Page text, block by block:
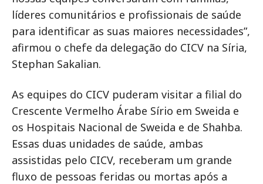
líderes comunitários e profissionais de saúde
para identificar as suas maiores necessidades”,
afirmou o chefe da delegação do CICV na Síria,
Stephan Sakalian.
As equipes do CICV puderam visitar a filial do
Crescente Vermelho Árabe Sírio em Sweida e
os Hospitais Nacional de Sweida e de Shahba.
Essas duas unidades de saúde, ambas
assistidas pelo CICV, receberam um grande
fluxo de pessoas feridas ou mortas após a